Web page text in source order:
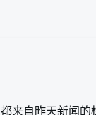
来自昨天新闻的